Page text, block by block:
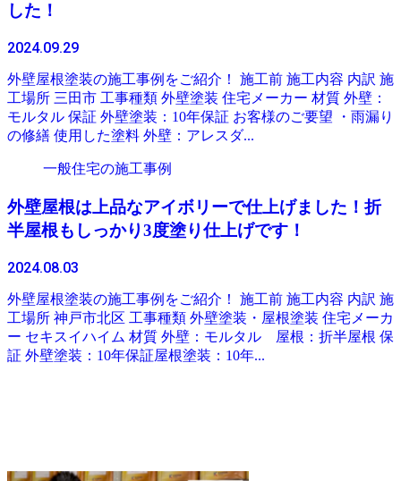
した！
2024.09.29
外壁屋根塗装の施工事例をご紹介！ 施工前 施工内容 内訳 施
工場所 三田市 工事種類 外壁塗装 住宅メーカー 材質 外壁：
モルタル 保証 外壁塗装：10年保証 お客様のご要望 ・雨漏り
の修繕 使用した塗料 外壁：アレスダ...
一般住宅の施工事例
外壁屋根は上品なアイボリーで仕上げました！折
半屋根もしっかり3度塗り仕上げです！
2024.08.03
外壁屋根塗装の施工事例をご紹介！ 施工前 施工内容 内訳 施
工場所 神戸市北区 工事種類 外壁塗装・屋根塗装 住宅メーカ
ー セキスイハイム 材質 外壁：モルタル 屋根：折半屋根 保
証 外壁塗装：10年保証屋根塗装：10年...